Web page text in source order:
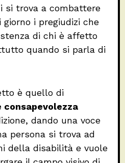
si trova a combattere
i pregiudizi che
di chi è affetto
quando si parla di
è quello di
consapevolezza
dando una voce
persona si trova ad
della disabilità e vuole